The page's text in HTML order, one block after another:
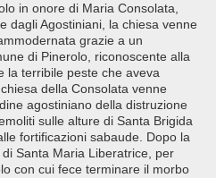
in onore di Maria Consolata,
dagli Agostiniani, la chiesa venne
grazie a un
di Pinerolo, riconoscente alla
la terribile peste che aveva
della Consolata venne
agostiniano della distruzione
sulle alture di Santa Brigida
fortificazioni sabaude. Dopo la
Santa Maria Liberatrice, per
con cui fece terminare il morbo